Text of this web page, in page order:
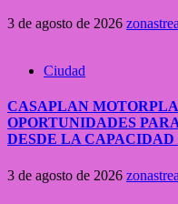
3 de agosto de 2026
Ciudad
CASAPLAN
OPORTUNIDADES
DESDE LA CAPACIDAD
3 de agosto de 2026